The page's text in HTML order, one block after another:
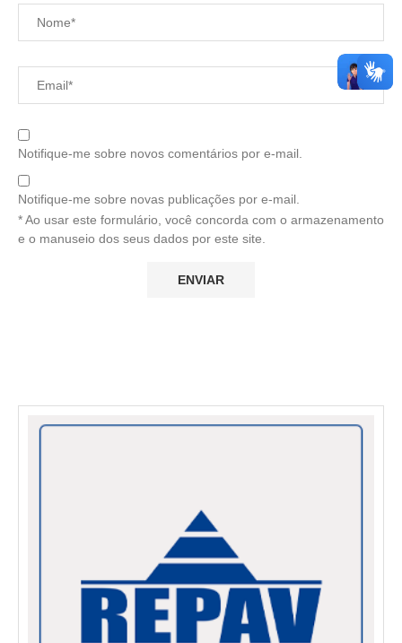
Notifique-me sobre novos comentários por e-mail.
Notifique-me sobre novas publicações por e-mail.
* Ao usar este formulário, você concorda com o armazenamento
e o manuseio dos seus dados por este site.